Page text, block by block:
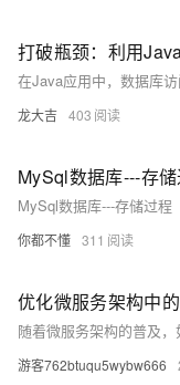
打破瓶颈：利用
龙大吉 403
MySql数据库---存
MySql数据库---存储过程
你都不懂 311
优化微服务架构中
游客762btuqu5wybw666